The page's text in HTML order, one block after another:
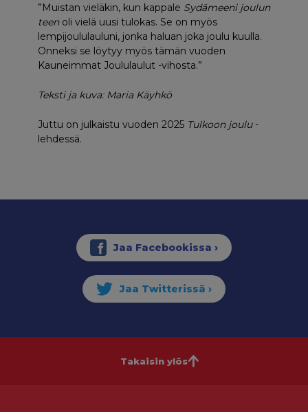
”Muistan vieläkin, kun kappale Sydämeeni joulun
teenoli vielä uusi tulokas. Se on myös
lempijoululauluni, jonka haluan joka joulu kuulla.
Onneksi se löytyy myös tämän vuoden
Kauneimmat Joululaulut -vihosta.”
Teksti ja kuva: Maria Käyhkö
Juttu on julkaistu vuoden 2025 Tulkoon joulu-
lehdessä.
Takaisin ylös